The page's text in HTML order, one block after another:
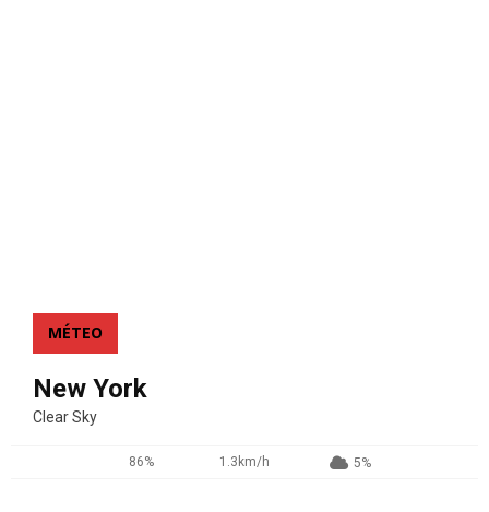
MÉTEO
New York
Clear Sky
86% 1.3km/h 5%